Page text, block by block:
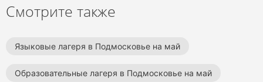
Смотрите также
Языковые лагеря в Подмосковье на май
Образовательные лагеря в Подмосковье на май